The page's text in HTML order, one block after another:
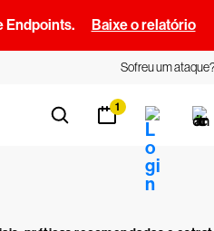
Endpoints. Baixe o relatório
Sofreu um
1